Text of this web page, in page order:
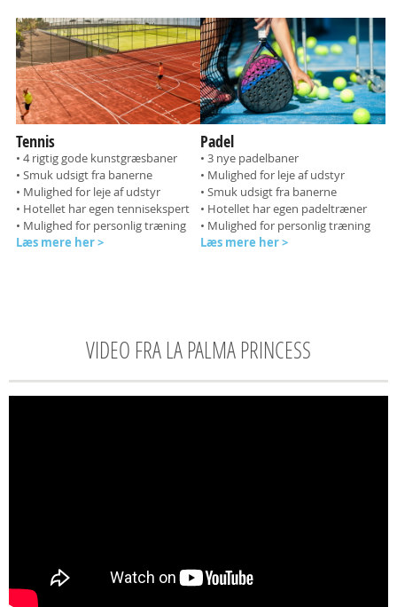
Tennis
• 4 rigtig gode kunstgræsbaner
• Smuk udsigt fra banerne
• Mulighed for leje af udstyr
• Hotellet har egen tennisekspert
• Mulighed for personlig træning
Læs mere her >
Padel
• 3 nye padelbaner
• Mulighed for leje af udstyr
• Smuk udsigt fra banerne
• Hotellet har egen padeltræner
• Mulighed for personlig træning
Læs mere her >
VIDEO FRA LA PALMA PRINCESS